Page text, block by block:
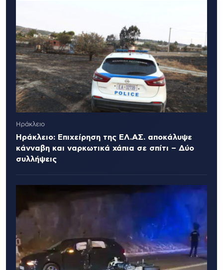
Ηράκλειο
Ηράκλειο: Επιχείρηση της ΕΛ.ΑΣ. αποκάλυψε
κάνναβη και ναρκωτικά χάπια σε σπίτι – Δύο
συλλήψεις